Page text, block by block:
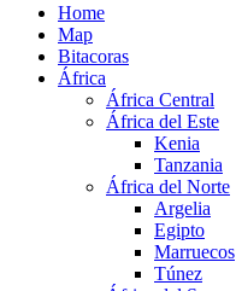
Home
Map
Bitacoras
África
África Central
África del Este
Kenia
Tanzania
África del Norte
Argelia
Egipto
Marruecos
Túnez